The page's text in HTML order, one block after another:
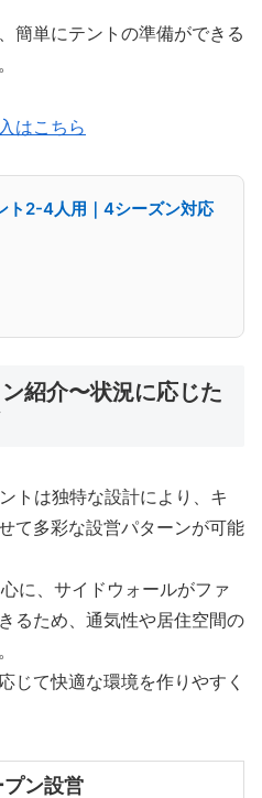
簡単にテントの準備ができる
はこちら
ト2-4人用｜4シーズン対応
紹介〜状況に応じた
トは独特な設計により、キ
て多彩な設営パターンが可能
に、サイドウォールがファ
るため、通気性や居住空間の
じて快適な環境を作りやすく
ン設営